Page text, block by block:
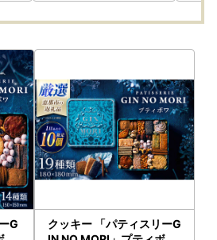
一丁目１番地１
企画部交流連携課
特例申請書 在中』の記入をお願いい
ないよう、封かん前に今一度、ご確
＝＝＝＝＝＝＝＝＝＝＝＝＝＝＝＝
＝＝
送サービスの有料化】について
ーーーーーーーーーーーーーーーー
G
クッキー 「パティスリーG